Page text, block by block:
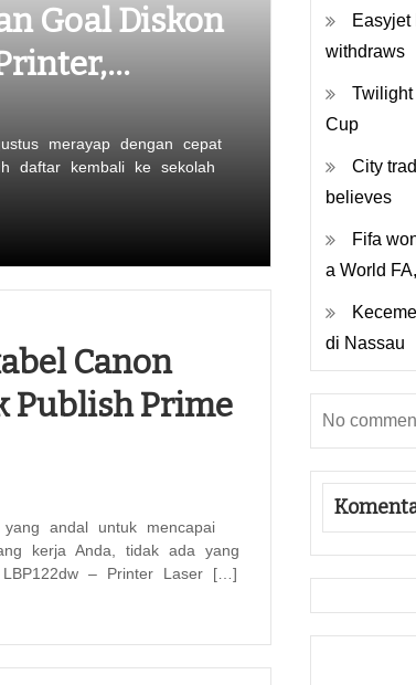
Goal Diskon
merayap dengan cepat
daftar kembali ke sekolah
Canon
Publish Prime
andal untuk mencapai
kerja Anda, tidak ada yang
– Printer Laser […]
Easyjet
withdraws
Twilight
Cup
City
believes
Fifa
a World
di Nassau
No